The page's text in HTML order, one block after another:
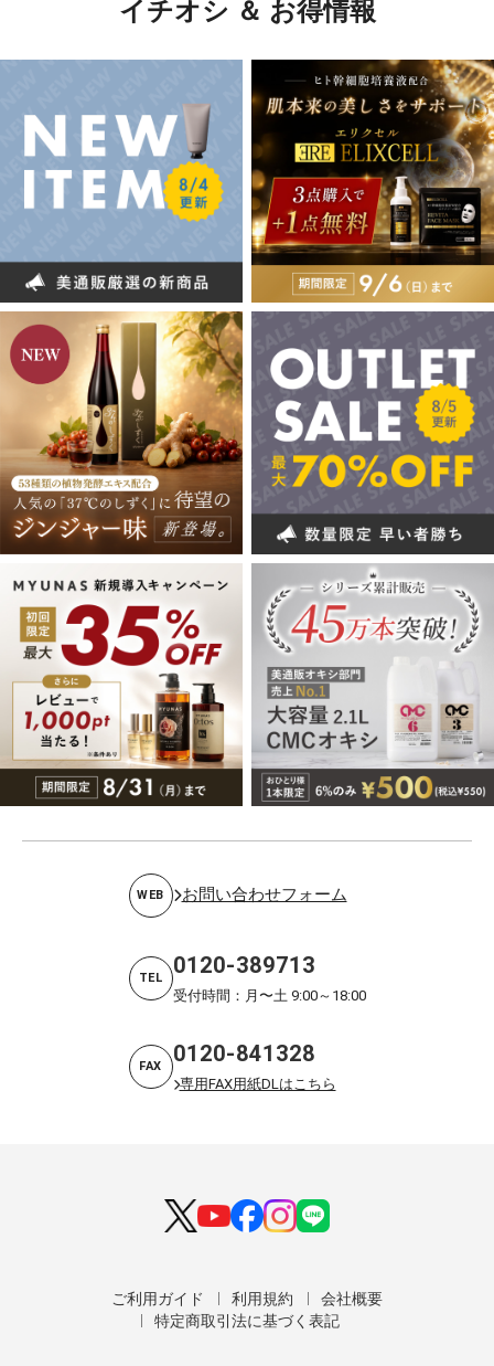
イチオシ ＆ お得情報
WEB お問い合わせフォーム
TEL 0120-389713
受付時間：月〜土 9:00～18:00
FAX 0120-841328
専用FAX用紙DLはこちら
ご利用ガイド 利用規約
会社概要
特定商取引法に基づく表記